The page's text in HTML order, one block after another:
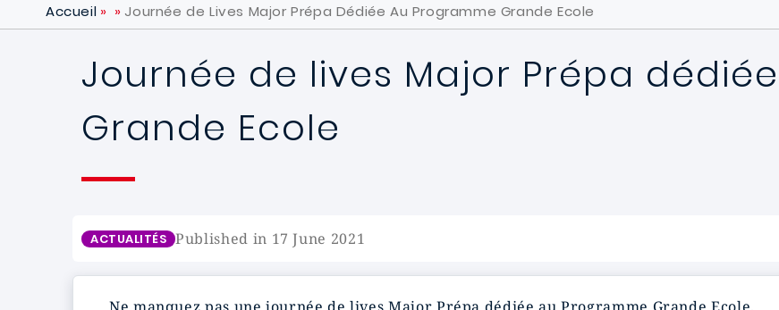
Accueil Journée de Lives Major Prépa Dédiée Au Programme Grande Ecole
Journée de lives Major Prépa
Grande Ecole
ACTUALITÉS Published in 17 June 2021